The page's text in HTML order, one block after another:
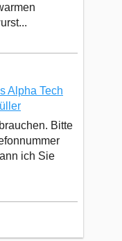
Alpha Tech
Bitte
ich Sie